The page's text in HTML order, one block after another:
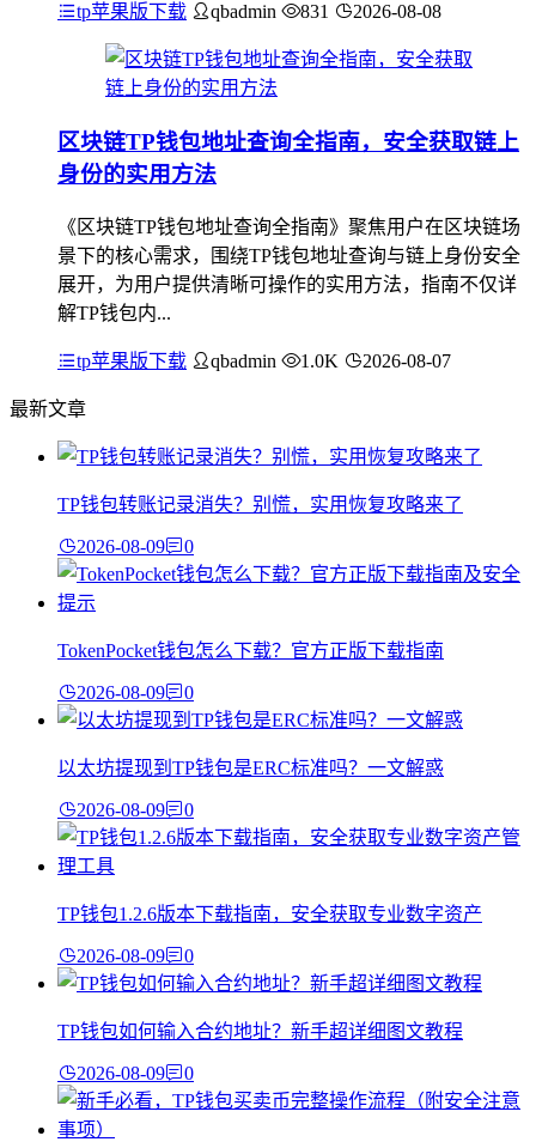
tp苹果版下载 qbadmin 831 2026-08-08
区块链TP钱包地址查询全指南，安全获取链上
身份的实用方法
《区块链TP钱包地址查询全指南》聚焦用户在区块链场
景下的核心需求，围绕TP钱包地址查询与链上身份安全
展开，为用户提供清晰可操作的实用方法，指南不仅详
解TP钱包内...
tp苹果版下载 qbadmin 1.0K 2026-08-07
最新文章
TP钱包转账记录消失？别慌，实用恢复攻略来了
2026-08-09 0
TokenPocket钱包怎么下载？官方正版下载指南
2026-08-09 0
以太坊提现到TP钱包是ERC标准吗？一文解惑
2026-08-09 0
TP钱包1.2.6版本下载指南，安全获取专业数字资产
2026-08-09 0
TP钱包如何输入合约地址？新手超详细图文教程
2026-08-09 0